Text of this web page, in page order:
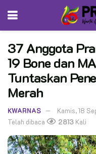
37 Anggota
19 Bone dan
Tuntaskan
Merah
KWARNAS Kamis, 18
Telah dibaca
2813 Kali